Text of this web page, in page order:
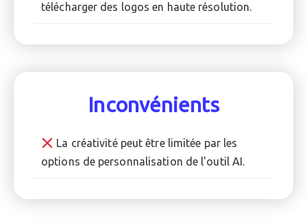
télécharger des logos en haute résolution.
Inconvénients
La créativité peut être limitée par les
options de personnalisation de l'outil AI.